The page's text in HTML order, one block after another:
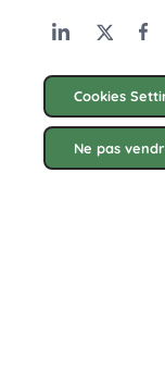
Cookies
Ne pas